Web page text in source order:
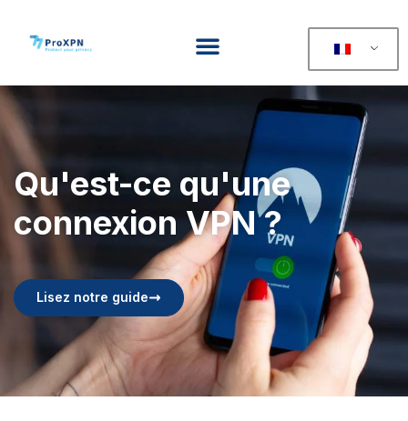
Qu'est-ce qu'une
connexion VPN ?
Lisez notre guide